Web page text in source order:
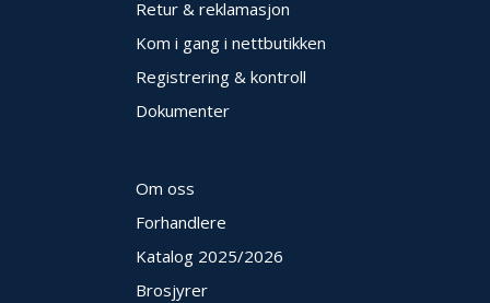
Retur & reklamasjon
Kom i gang i nettbutikken
Registrering & kontroll
Dokumenter
Om oss
Forhandlere
Katalog 2025/2026
Brosjyrer